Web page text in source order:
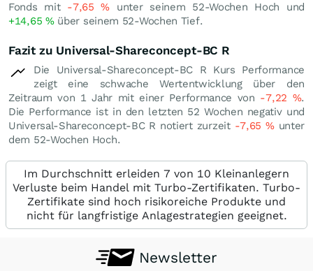
Fonds mit -7,65% unter seinem 52-Wochen Hoch und
+14,65 %über seinem 52-Wochen Tief.
Fazit zu Universal-Shareconcept-BC R
Die Universal-Shareconcept-BC R Kurs Performance
zeigt eine schwache Wertentwicklung über den
Zeitraum von 1 Jahr mit einer Performance von -7,22 %.
Die Performance ist in den letzten 52 Wochen negativ und
Universal-Shareconcept-BC R notiert zurzeit -7,65 %unter
dem 52-Wochen Hoch.
Im Durchschnitt erleiden 7 von 10 Kleinanlegern
Verluste beim Handel mit Turbo-Zertifikaten. Turbo-
Zertifikate sind hoch risikoreiche Produkte und
nicht für langfristige Anlagestrategien geeignet.
Newsletter